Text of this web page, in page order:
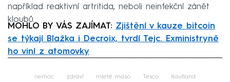
například reaktivní artritida, neboli neinfekční zánět
kloubů.
MOHLO BY VÁS ZAJÍMAT: Zjištění v kauze bitcoin
se týkají Blažka i Decroix, tvrdí Tejc. Exministryně
ho viní z atomovky
nemoc zdraví mleté maso Tesco Kaufland